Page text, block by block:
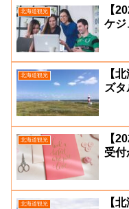
北海道観光
【
ケジ
北海道観光
【
ズタ
北海道観光
【
受付
北海道観光
【